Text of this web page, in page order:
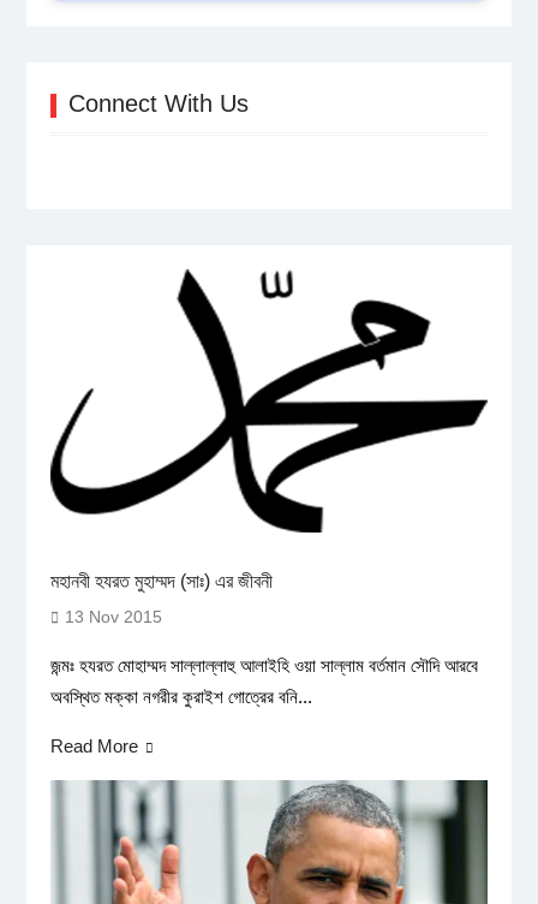
Connect With Us
মহানবী হযরত মুহাম্মদ (সাঃ) এর জীবনী
13 Nov 2015
জন্মঃ হযরত মোহাম্মদ সাল্লাল্লাহু আলাইহি ওয়া সাল্লাম বর্তমান সৌদি আরবে
অবস্থিত মক্কা নগরীর কুরাইশ গোত্রের বনি...
Read More